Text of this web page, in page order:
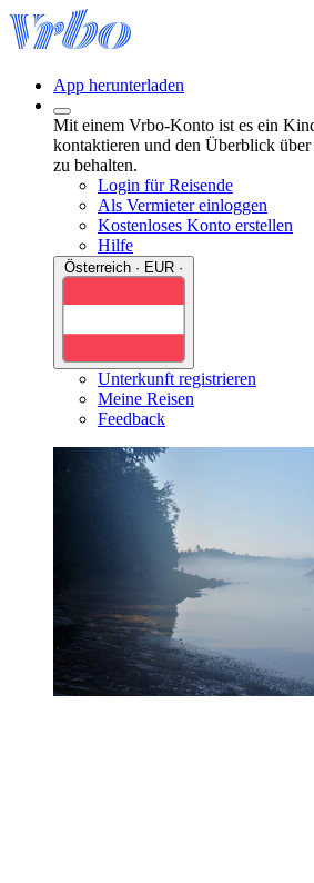
App herunterladen
Mit einem Vrbo-Konto ist es ein
kontaktieren und den Überblick
zu behalten.
Login für Reisende
Als Vermieter einloggen
Kostenloses Konto erstellen
Hilfe
Unterkunft registrieren
Meine Reisen
Feedback